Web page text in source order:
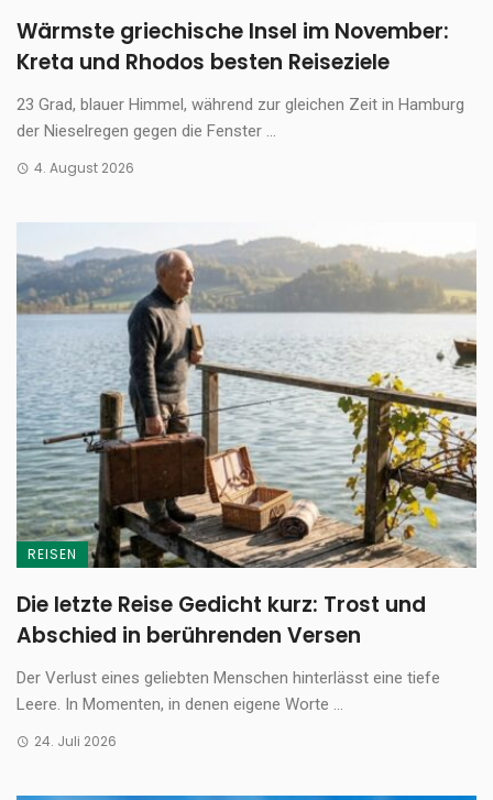
Wärmste griechische Insel im November:
Kreta und Rhodos besten Reiseziele
23 Grad, blauer Himmel, während zur gleichen Zeit in Hamburg
der Nieselregen gegen die Fenster ...
4. August 2026
REISEN
Die letzte Reise Gedicht kurz: Trost und
Abschied in berührenden Versen
Der Verlust eines geliebten Menschen hinterlässt eine tiefe
Leere. In Momenten, in denen eigene Worte ...
24. Juli 2026